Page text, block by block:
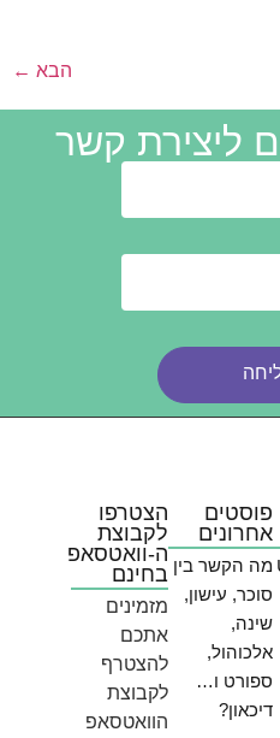
הבא ←
ליצירת קשר
פוסטים
אחרונים
מה הקשר בין
סוכר, עישון,
שינה,
אלכוהול,
ספורט ו…
דיכאון?
הצטרפו
לקבוצת
ה-וואטסאפ
בחינם
מזמינים
אתכם
להצטרף
לקבוצת
הוואטסאפ